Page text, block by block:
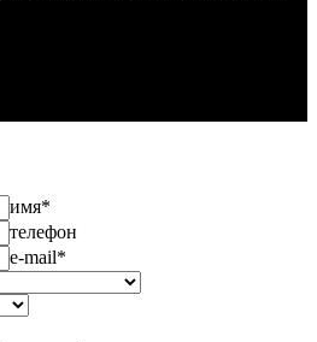
имя*
телефон
e-mail*